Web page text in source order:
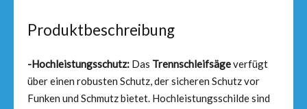
Produktbeschreibung
-Hochleistungsschutz: Das Trennschleifsägeverfügt
über einen robusten Schutz, der sicheren Schutz vor
Funken und Schmutz bietet. Hochleistungsschilde sind